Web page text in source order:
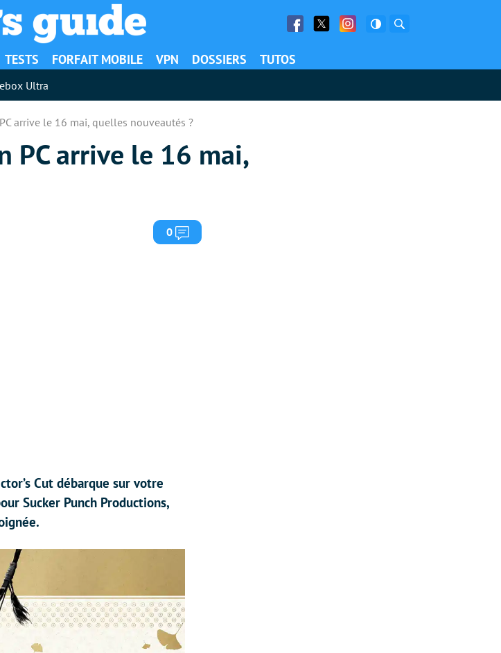
Facebook
Twitter Facebook
TESTS FORFAIT MOBILE VPN DOSSIERS TUTOS
Ultra
arrive le 16 mai, quelles nouveautés ?
PC arrive le 16 mai,
0 Commentaires
Cut débarque sur votre
Sucker Punch Productions,